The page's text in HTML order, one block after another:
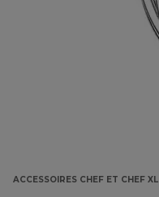
ACCESSOIRES CHEF ET CHEF XL